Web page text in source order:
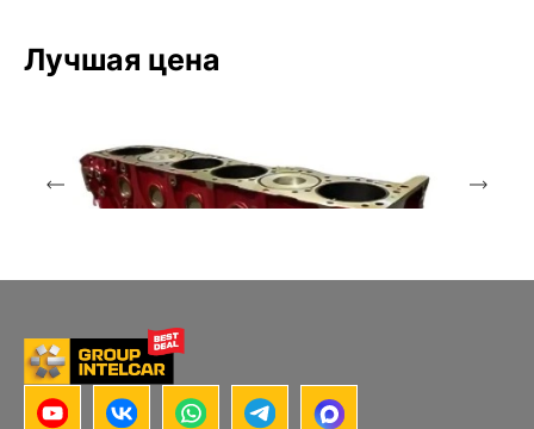
Аксиально-поршневой насос
Bosch Rexroth
Лучшая цена